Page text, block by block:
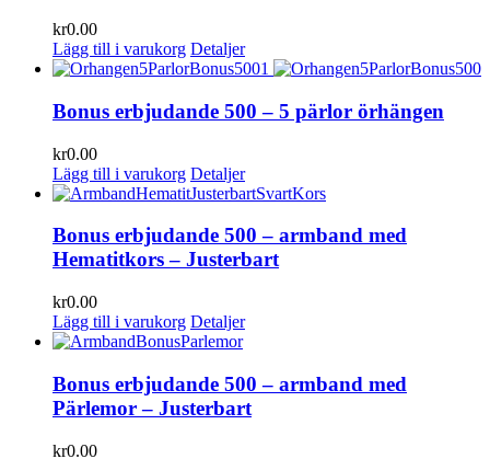
kr0.00
Lägg till i varukorg Detaljer
Bonus erbjudande 500 – 5 pärlor örhängen
kr0.00
Lägg till i varukorg Detaljer
Bonus erbjudande 500 – armband med
Hematitkors – Justerbart
kr0.00
Lägg till i varukorg Detaljer
Bonus erbjudande 500 – armband med
Pärlemor – Justerbart
kr0.00